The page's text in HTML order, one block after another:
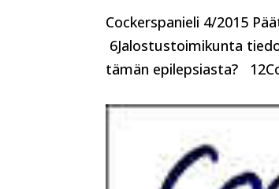
Cockerspanieli 4/2015
6Jalostustoimikunta
tämän epilepsiasta?